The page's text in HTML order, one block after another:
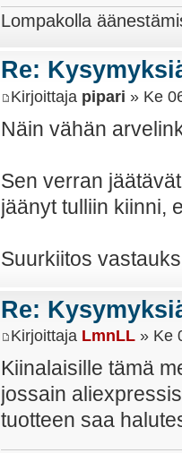
Lompakolla
Re:
Kirjoittaja pipari » Ke
Näin vähän
Sen verran
jäänyt tulliin kiinni,
Suurkiitos
Re:
Kirjoittaja LmnLL» Ke
Kiinalaisille tämä
jossain
tuotteen saa